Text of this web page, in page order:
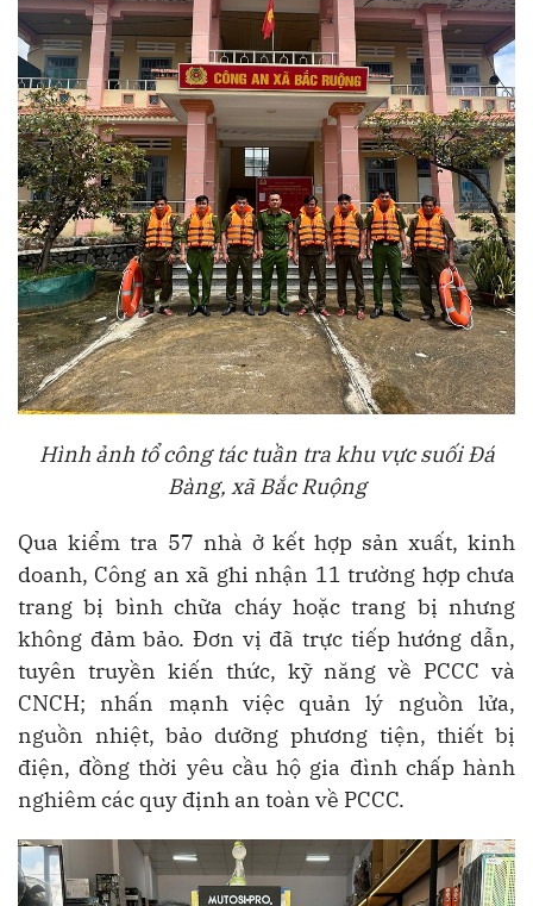
Hình ảnh tổ công tác tuần tra khu vực suối Đá
Bàng, xã Bắc Ruộng
Qua kiểm tra 57 nhà ở kết hợp sản xuất, kinh
doanh, Công an xã ghi nhận 11 trường hợp chưa
trang bị bình chữa cháy hoặc trang bị nhưng
không đảm bảo. Đơn vị đã trực tiếp hướng dẫn,
tuyên truyền kiến thức, kỹ năng về PCCC và
CNCH; nhấn mạnh việc quản lý nguồn lửa,
nguồn nhiệt, bảo dưỡng phương tiện, thiết bị
điện, đồng thời yêu cầu hộ gia đình chấp hành
nghiêm các quy định an toàn về PCCC.